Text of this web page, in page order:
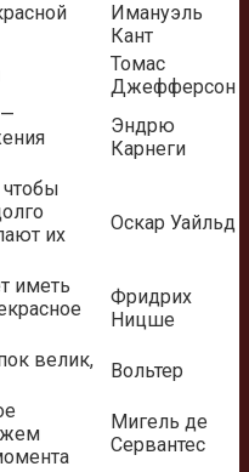
Имануэль
Кант
Томас
Джефферсон
Эндрю
Карнеги
их
Оскар Уайльд
иметь
Фридрих
Ницше
велик,
Вольтер
Мигель де
Сервантес